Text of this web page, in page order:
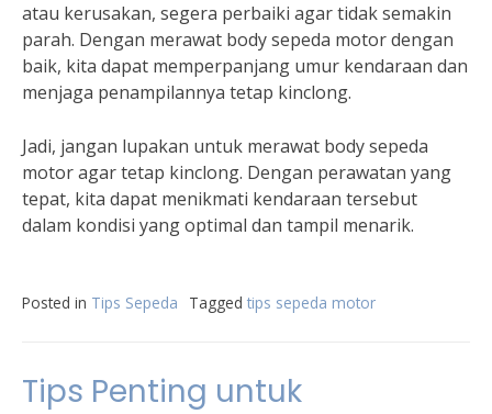
atau kerusakan, segera perbaiki agar tidak semakin
parah. Dengan merawat body sepeda motor dengan
baik, kita dapat memperpanjang umur kendaraan dan
menjaga penampilannya tetap kinclong.
Jadi, jangan lupakan untuk merawat body sepeda
motor agar tetap kinclong. Dengan perawatan yang
tepat, kita dapat menikmati kendaraan tersebut
dalam kondisi yang optimal dan tampil menarik.
Posted in Tips Sepeda Tagged tips sepeda motor
Tips Penting untuk